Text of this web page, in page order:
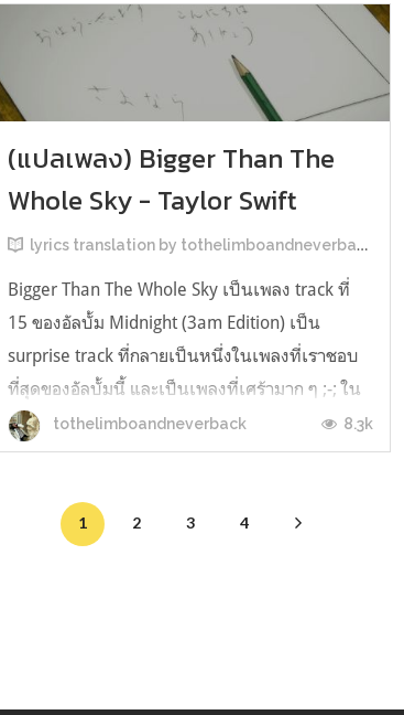
ต้องสูญเสียช่วงชีวิตใน...
(แปลเพลง) Bigger Than The
Whole Sky - Taylor Swift
lyrics translation by tothelimboandneverback
Bigger Than The Whole Sky เป็นเพลง track ที่
15 ของอัลบั้ม Midnight (3am Edition) เป็น
surprise track ที่กลายเป็นหนึ่งในเพลงที่เราชอบ
ที่สุดของอัลบั้มนี้ และเป็นเพลงที่เศร้ามาก ๆ ;-; ใน
ตอนที่เราฟังเพลงนี้ครั้งแรกเราก็คิดว่าเป็นเพลงที่
พูดถึงการสูญเสียใครสักคนไป แต่ตอนนี้เพลงนี้
tothelimboandneverback 8.3k
1 2 3 4